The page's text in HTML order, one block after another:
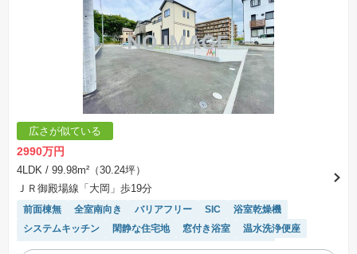
広さが似ている
2990万円
4LDK / 99.98m²（30.24坪）
ＪＲ御殿場線「大岡」歩19分
前面棟無 全室南向き バリアフリー SIC
浴室乾燥機
システムキッチン
閑静な住宅地 窓付き浴室
温水洗浄便座
対面キッチン
陽当り良好
モニター付きインターホン